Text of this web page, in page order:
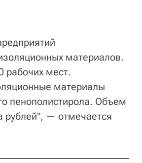
материалов.
рабочих мест.
материалы
пенополистирола. Объем
рублей", — отмечается